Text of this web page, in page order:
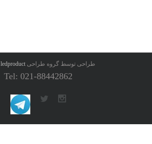
طراحی توسط گروه طراحی led4m :ledproduct
Tel: 021-88442862